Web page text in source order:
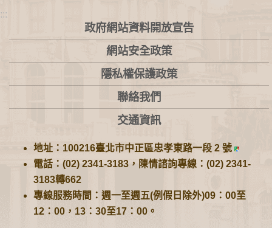
:::
政府網站資料開放宣告
網站安全政策
隱私權保護政策
聯絡我們
交通資訊
地址：100216臺北市中正區忠孝東路一段 2 號
電話：(02) 2341-3183，陳情諮詢專線：(02) 2341-
3183轉662
專線服務時間：週一至週五(例假日除外)09：00至
12：00，13：30至17：00。